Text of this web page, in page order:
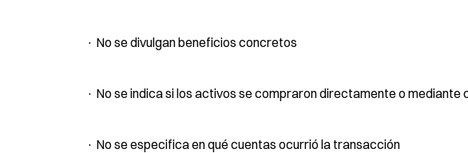
· No se divulgan beneficios concretos
· No se indica si los activos se compraron directamente o mediante
· No se especifica en qué cuentas ocurrió la transacción